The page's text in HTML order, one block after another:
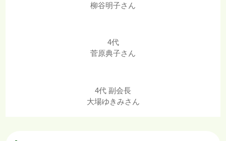
柳谷明子さん
4代
菅原典子さん
4代 副会長
大場ゆきみさん